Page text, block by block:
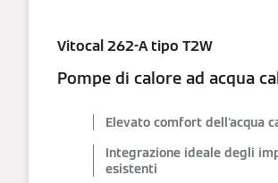
Vitocal 262-A tipo T2W
Pompe di calore ad acqua
Elevato comfort dell'acqua
Integrazione ideale degli
esistenti